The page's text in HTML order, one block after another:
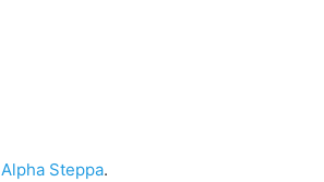
Alpha Steppa.